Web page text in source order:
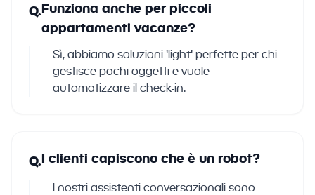
Q.Funziona anche per piccoli
appartamenti vacanze?
Sì, abbiamo soluzioni 'light' perfette per chi
gestisce pochi oggetti e vuole
automatizzare il check-in.
Q.I clienti capiscono che è un robot?
I nostri assistenti conversazionali sono